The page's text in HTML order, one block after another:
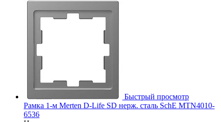
Быстрый просмотр
Рамка 1-м Merten D-Life SD нерж. сталь SchE MTN4010-
6536